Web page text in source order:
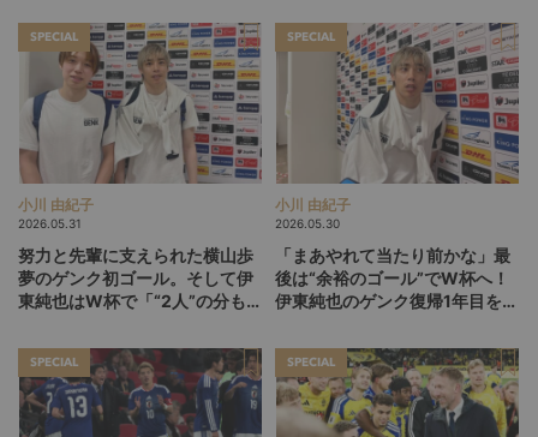
SPECIAL
小川 由紀子
2026.05.31
努力と先輩に支えられた横山歩
夢のゲンク初ゴール。そして伊
東純也はW杯で「“2人”の分も頑
SPECIAL
小川 由紀子
2026.05.30
「まあやれて当たり前かな」最
後は“余裕のゴール”でW杯へ！
伊東純也のゲンク復帰1年目を総
SPECIAL SPECIAL